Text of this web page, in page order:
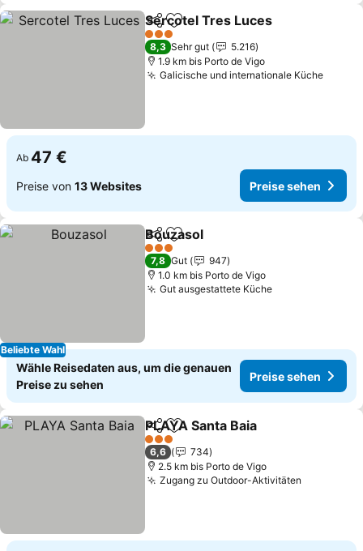
TeilenZu Favoriten hinzufügen
Sercotel Tres Luces
3 Sterne
8,3 Sehr gut
5.216
1.9 km bis Porto de Vigo
Galicische und internationale Küche
Ab 47 €
Preise von 13 Websites Preise sehen
Beliebte Wahl
TeilenZu Favoriten hinzufügen
Bouzasol
3 Sterne
7,8 Gut
947
1.0 km bis Porto de Vigo
Gut ausgestattete Küche
Wähle Reisedaten aus, um die genauen
Preise zu sehen
Preise sehen
TeilenZu Favoriten hinzufügen
PLAYA Santa Baia
3 Sterne
6,6
734
2.5 km bis Porto de Vigo
Zugang zu Outdoor-Aktivitäten